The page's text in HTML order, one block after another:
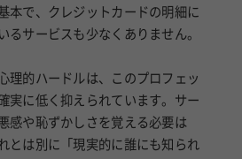
るサービスも少なくありません。
実に低く抑えられています。サー
感や恥ずかしさを覚える必要は
とは別に「現実的に誰にも知られ
当なものです。そのニーズを、シ